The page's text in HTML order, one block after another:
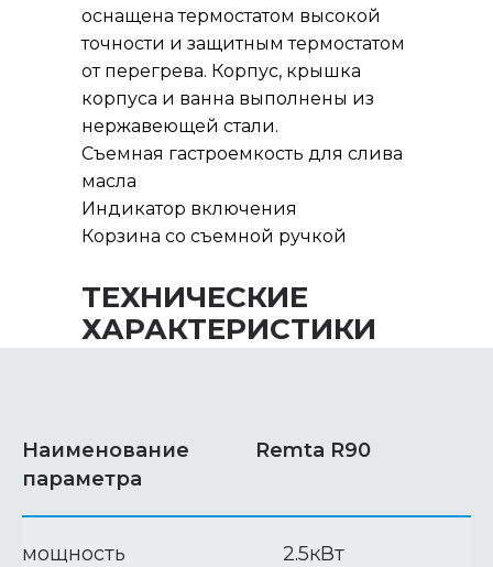
оснащена термостатом высокой
точности и защитным термостатом
от перегрева. Корпус, крышка
корпуса и ванна выполнены из
нержавеющей стали.
Съемная гастроемкость для слива
масла
Индикатор включения
Корзина со съемной ручкой
ТЕХНИЧЕСКИЕ
ХАРАКТЕРИСТИКИ
Наименование
параметра
Remta R90
мощность 2.5кВт